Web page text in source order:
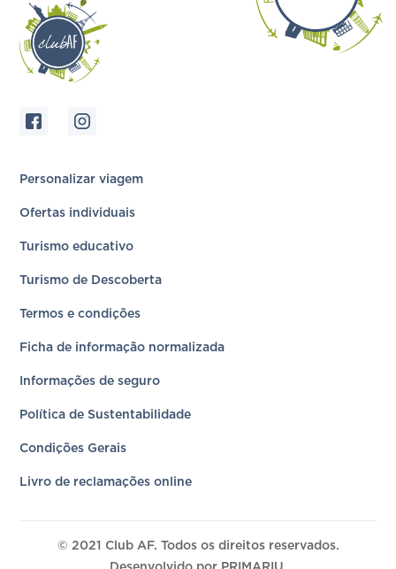
Personalizar viagem
Ofertas individuais
Turismo educativo
Turismo de Descoberta
Termos e condições
Ficha de informação normalizada
Informações de seguro
Política de Sustentabilidade
Condições Gerais
Livro de reclamações online
© 2021 Club AF. Todos os direitos reservados.